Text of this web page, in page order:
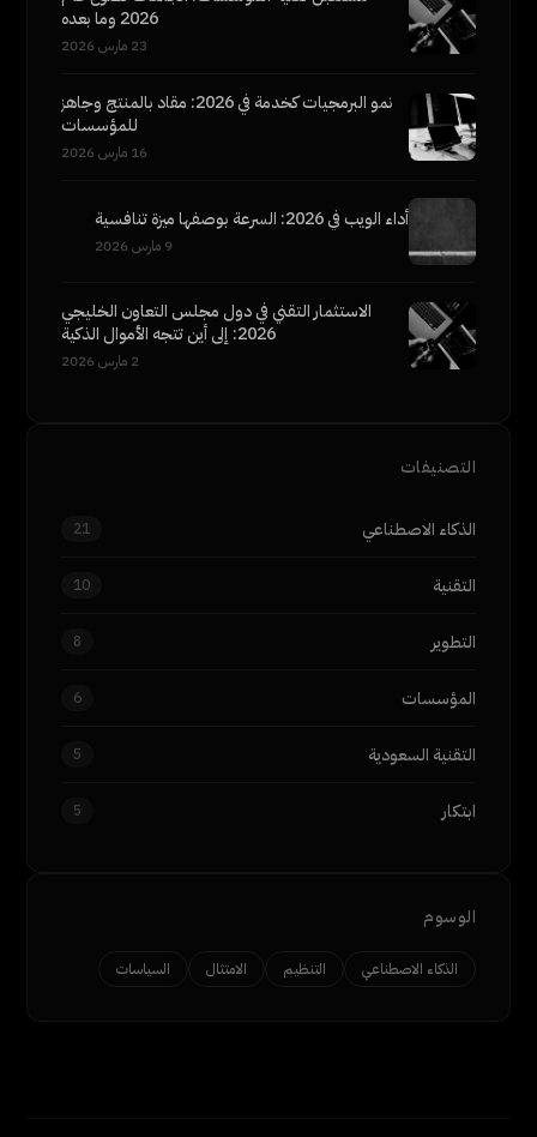
2026 وما بعده
23 مارس 2026
نمو البرمجيات كخدمة في 2026: مقاد بالمنتج وجاهز
للمؤسسات
16 مارس 2026
أداء الويب في 2026: السرعة بوصفها ميزة تنافسية
9 مارس 2026
الاستثمار التقني في دول مجلس التعاون الخليجي
2026: إلى أين تتجه الأموال الذكية
2 مارس 2026
التصنيفات
الذكاء الاصطناعي 21
التقنية 10
التطوير 8
المؤسسات 6
التقنية السعودية 5
ابتكار 5
الوسوم
الذكاء الاصطناعي التنظيم الامتثال السياسات